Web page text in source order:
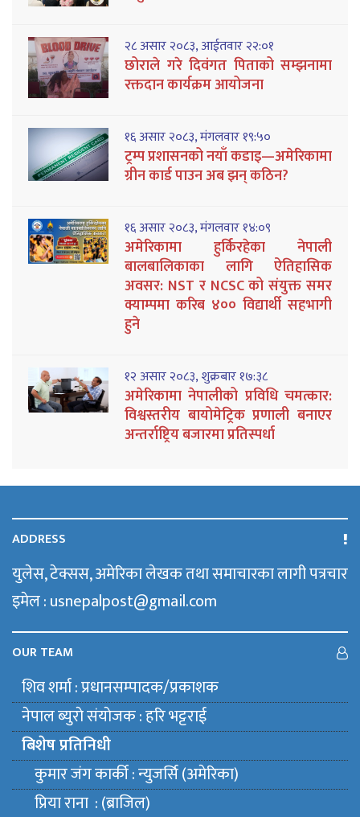
२८ असार २०८३, आईतवार २२:०१
छोराले गरे दिवंगत पिताको सम्झनामा
रक्तदान कार्यक्रम आयोजना
१६ असार २०८३, मंगलवार १९:५०
ट्रम्प प्रशासनको नयाँ कडाइ—अमेरिकामा
ग्रीन कार्ड पाउन अब झन् कठिन?
१६ असार २०८३, मंगलवार १४:०९
अमेरिकामा हुर्किरहेका नेपाली
बालबालिकाका लागि ऐतिहासिक
अवसर: NST र NCSC को संयुक्त समर
क्याम्पमा करिब ४०० विद्यार्थी सहभागी
हुने
१२ असार २०८३, शुक्रबार १७:३८
अमेरिकामा नेपालीको प्रविधि चमत्कार:
विश्वस्तरीय बायोमेट्रिक प्रणाली बनाएर
अन्तर्राष्ट्रिय बजारमा प्रतिस्पर्धा
ADDRESS
युलेस, टेक्सस, अमेरिका लेखक तथा समाचारका लागी पत्रचार
इमेल : usnepalpost@gmail.com
OUR TEAM
शिव शर्मा : प्रधानसम्पादक/प्रकाशक
नेपाल ब्युराे संयाेजक : हरि भट्टराई
बिशेष प्रतिनिधी
कुमार जंग कार्की : न्युजर्सि (अमेरिका)
प्रिया राना : (ब्राजिल)